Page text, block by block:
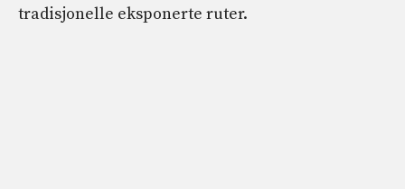
tradisjonelle eksponerte ruter.